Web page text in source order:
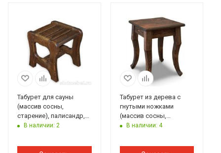
Табурет для сауны
(массив сосны,
старение), палисандр,
ИРБВ наличии: 2
Табурет из дерева с
гнутыми ножками
(массив сосны,
старение), палисандр,
В наличии: 4